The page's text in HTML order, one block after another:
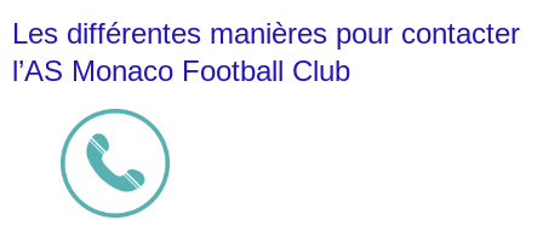
Les différentes manières pour contacter
l’AS Monaco Football Club